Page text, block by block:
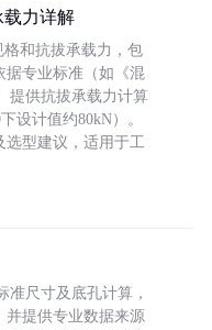
载力详解
和抗拔承载力，包
据专业标准（如《混
提供抗拔承载力计算
设计值约80kN）。
选型建议，适用于工
准尺寸及底孔计算，
并提供专业数据来源